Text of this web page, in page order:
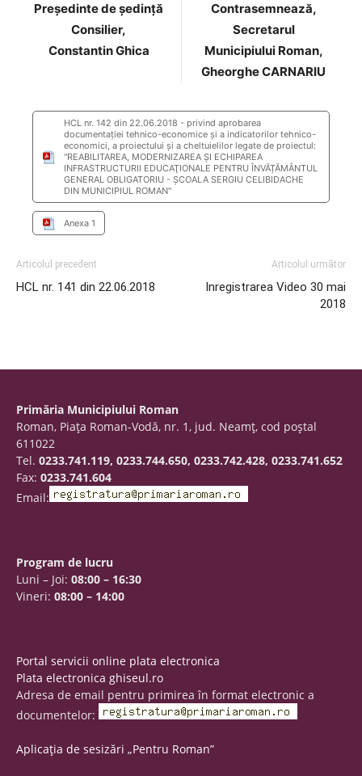
Preşedinte de şedinţă
Consilier,
Constantin Ghica
Contrasemnează,
Secretarul
Municipiului Roman,
Gheorghe CARNARIU
HCL nr. 142 din 22.06.2018 - privind aprobarea
documentației tehnico-economice și a indicatorilor tehnico-
economici, a proiectului și a cheltuielilor legate de proiectul:
"REABILITAREA, MODERNIZAREA ŞI ECHIPAREA
INFRASTRUCTURII EDUCAŢIONALE PENTRU ÎNVĂȚĂMÂNTUL
GENERAL OBLIGATORIU - ŞCOALA SERGIU CELIBIDACHE
DIN MUNICIPIUL ROMAN"
Anexa 1
Articolul precedent
HCL nr. 141 din 22.06.2018
Articolul următor
Inregistrarea Video 30 mai
2018
Primăria Municipiului Roman
Roman, Piaţa Roman-Vodă, nr. 1, jud. Neamţ, cod poştal
611022
Tel. 0233.741.119, 0233.744.650, 0233.742.428, 0233.741.652
Fax: 0233.741.604
Email:
Program de lucru
Luni – Joi: 08:00 – 16:30
Vineri: 08:00 – 14:00
Portal servicii online plata electronica
Plata electronica ghiseul.ro
Adresa de email pentru primirea în format electronic a
documentelor:
Aplicația de sesizări „Pentru Roman”